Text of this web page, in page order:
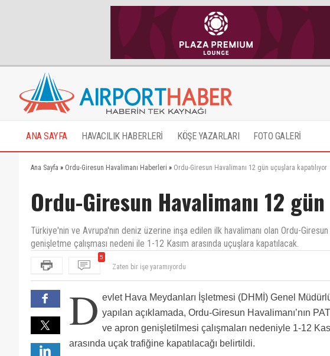
ANA SAYFA HAVACILIK HABERLERİ KÖŞE YAZARLARI FOTO GALERİ
Ana Sayfa » Ordu-Giresun Havalimanı Haberleri » Ordu-Giresun Havalimanı 12 gün uçuşlara kapatılıyor
Ordu-Giresun Havalimanı 12
Türkiye'nin ve Avrupa'nın deniz üzerine inşa edilen ilk havalimanı olan Ordu-Giresun
genişletme çalışması nedeni ile 1-12 Kasım arasında uçuşlara kapatılacak.
5
İşte bakın ülkenin olmayan paraları nerelere harcanıyor
Pisti düzeltirseniz önce daha güzel olur. Kaydırak gibi iniş kalkış
Kesin Trabzon etkisi vardır. Belki de Samsun. Çekemiyorlar Orgi yi!
Buna YUH denir. Henüz 8 yıl önce açılan hava alanı onarım ve genişletme
kalınca yapılan her iş böyle harcı alem olur.
D evlet Hava Meydanları İşletmesi (DHMİ) Genel
yapılan açıklamada, Ordu-Giresun Havalimanı’nın
ve apron genişletilmesi çalışmaları nedeniyle 1-12
arasında uçak trafiğine kapatılacağı belirtildi.